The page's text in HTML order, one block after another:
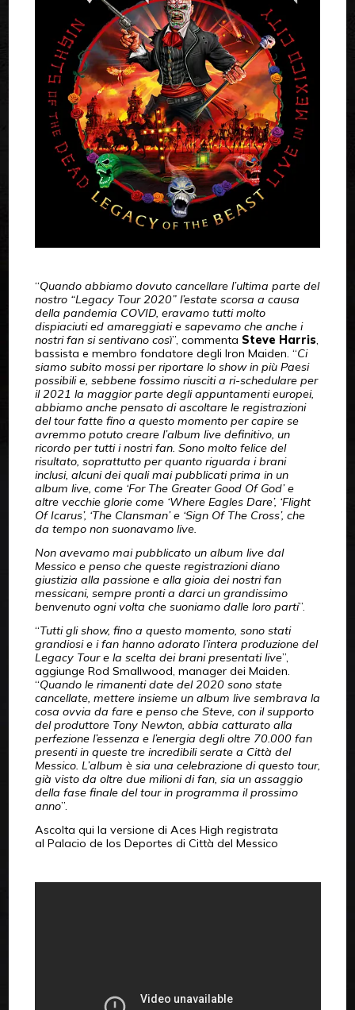
“Quando abbiamo dovuto cancellare l’ultima parte del
nostro “Legacy Tour 2020” l’estate scorsa a causa
della pandemia COVID, eravamo tutti molto
dispiaciuti ed amareggiati e sapevamo che anche i
nostri fan si sentivano così”, commenta Steve Harris,
bassista e membro fondatore degli Iron Maiden. “Ci
siamo subito mossi per riportare lo show in più Paesi
possibili e, sebbene fossimo riusciti a ri-schedulare per
il 2021 la maggior parte degli appuntamenti europei,
abbiamo anche pensato di ascoltare le registrazioni
del tour fatte fino a questo momento per capire se
avremmo potuto creare l’album live definitivo, un
ricordo per tutti i nostri fan. Sono molto felice del
risultato, soprattutto per quanto riguarda i brani
inclusi, alcuni dei quali mai pubblicati prima in un
album live, come ‘For The Greater Good Of God’ e
altre vecchie glorie come ‘Where Eagles Dare’, ‘Flight
Of Icarus’, ‘The Clansman’ e ‘Sign Of The Cross’, che
da tempo non suonavamo live.
Non avevamo mai pubblicato un album live dal
Messico e penso che queste registrazioni diano
giustizia alla passione e alla gioia dei nostri fan
messicani, sempre pronti a darci un grandissimo
benvenuto ogni volta che suoniamo dalle loro parti”.
“Tutti gli show, fino a questo momento, sono stati
grandiosi e i fan hanno adorato l’intera produzione del
Legacy Tour e la scelta dei brani presentati live”,
aggiunge Rod Smallwood, manager dei Maiden.
“Quando le rimanenti date del 2020 sono state
cancellate, mettere insieme un album live sembrava la
cosa ovvia da fare e penso che Steve, con il supporto
del produttore Tony Newton, abbia catturato alla
perfezione l’essenza e l’energia degli oltre 70.000 fan
presenti in queste tre incredibili serate a Città del
Messico. L’album è sia una celebrazione di questo tour,
già visto da oltre due milioni di fan, sia un assaggio
della fase finale del tour in programma il prossimo
anno”.
Ascolta qui la versione di Aces High registrata
al Palacio de los Deportes di Città del Messico